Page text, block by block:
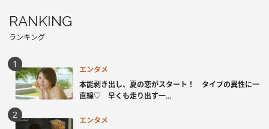
RANKING
ランキング
エンタメ
本能剥き出し、夏の恋がスタート！ タイプの異性に一
直線♡ 早くも走り出す一...
エンタメ